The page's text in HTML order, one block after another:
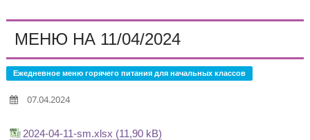
МЕНЮ НА 11/04/2024
Ежедневное меню горячего питания для начальных классов
07.04.2024
2024-04-11-sm.xlsx